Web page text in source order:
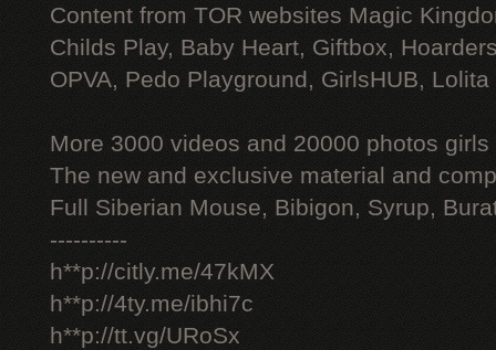
Content from TOR websites Magic
Childs Play, Baby Heart, Giftbox,
OPVA, Pedo Playground, GirlsHUB, Lolita
More 3000 videos and 20000 photos
The new and exclusive material and
Full Siberian Mouse, Bibigon, Syrup,
----------
h**p://citly.me/47kMX
h**p://4ty.me/ibhi7c
h**p://tt.vg/URoSx